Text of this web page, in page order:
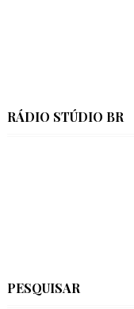
RÁDIO STÚDIO BR
PESQUISAR